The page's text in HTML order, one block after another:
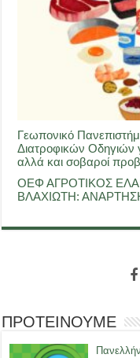
Γεωπονικό
Διατροφικών Οδηγιών
αλλά και σοβαροί
ΟΕΦ ΑΓΡΟΤΙΚΟΣ
ΒΛΑΧΙΩΤΗ:
ΠΡΟΤΕΙΝΟΥΜΕ